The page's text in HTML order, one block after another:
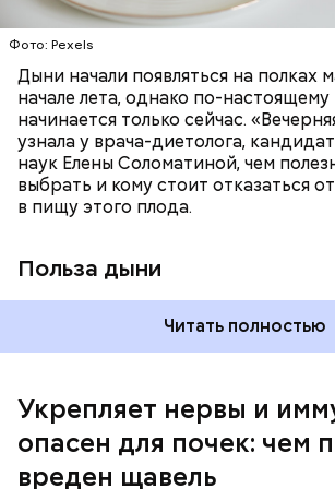
Фото: Pexels
Дыни начали появляться на полках
начале лета, однако по-настоящему
начинается только сейчас.
узнала у врача-диетолога,
наук Елены Соломатиной, чем
выбрать и кому стоит отказаться
в пищу этого плода.
Польза дыни
отлично поддерживают наше
калий — оказывает мочегонное
поддерживает сердечно-
систему и предотвращает
магний — помогает калию и не
спазмироваться.
Читать полностью
Укрепляет нервы и
опасен для почек: чем
вреден щавель
— Если человек уже болеет
болезнью, щавель ему не
По мнению специалиста,
достаточно включать щавель в
раз в месяц. В небольших